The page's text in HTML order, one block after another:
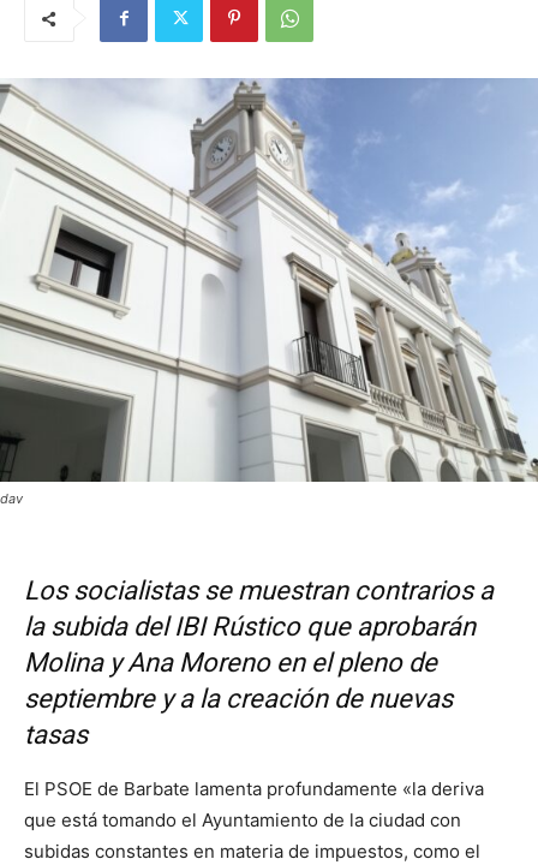
dav
Los socialistas se muestran contrarios a
la subida del IBI Rústico que aprobarán
Molina y Ana Moreno en el pleno de
septiembre y a la creación de nuevas
tasas
El PSOE de Barbate lamenta profundamente «la deriva
que está tomando el Ayuntamiento de la ciudad con
subidas constantes en materia de impuestos, como el